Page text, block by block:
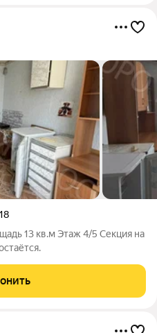
18
13 кв.м Этаж 4/5 Секция на